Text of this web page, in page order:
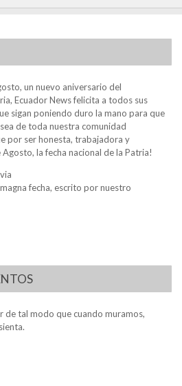
un nuevo aniversario del
Ecuador News felicita a todos sus
sigan poniendo duro la mano para que
de toda nuestra comunidad
por ser honesta, trabajadora y
la fecha nacional de la Patria!
fecha, escrito por nuestro
de tal modo que cuando muramos,